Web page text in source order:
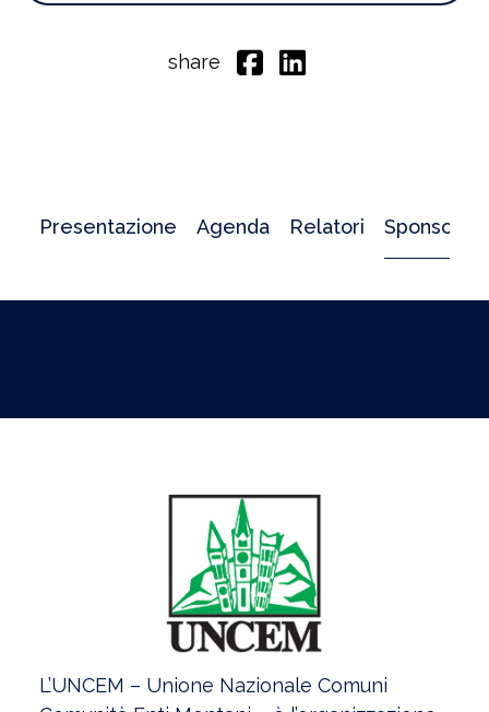
share
Presentazione Agenda Relatori Sponsor
L’UNCEM – Unione Nazionale Comuni